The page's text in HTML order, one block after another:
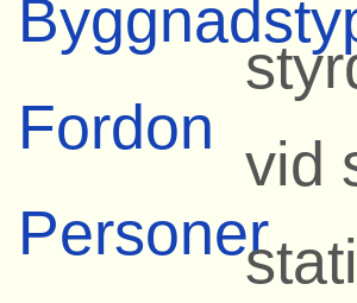
Fordon
Personer
vid